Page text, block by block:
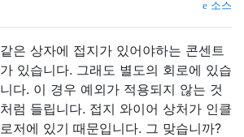
소스
같은 상자에 접지가 있어야하는 콘센트
가 있습니다. 그래도 별도의 회로에 있습
니다. 이 경우 예외가 적용되지 않는 것
처럼 들립니다. 접지 와이어 상처가 인클
로저에 있기 때문입니다. 그 맞습니까?